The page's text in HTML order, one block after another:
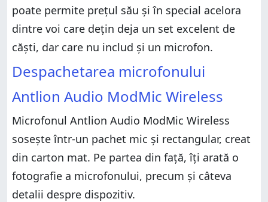
poate permite prețul său și în special acelora
dintre voi care dețin deja un set excelent de
căști, dar care nu includ și un microfon.
Despachetarea microfonului
Antlion Audio ModMic Wireless
Microfonul Antlion Audio ModMic Wireless
sosește într-un pachet mic și rectangular, creat
din carton mat. Pe partea din față, îți arată o
fotografie a microfonului, precum și câteva
detalii despre dispozitiv.